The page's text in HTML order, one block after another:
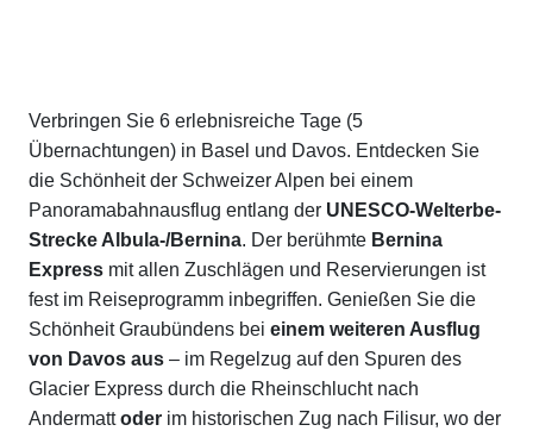
Beschreibung
Verbringen Sie 6 erlebnisreiche Tage (5
Übernachtungen) in Basel und Davos. Entdecken Sie
die Schönheit der Schweizer Alpen bei einem
Panoramabahnausflug entlang der UNESCO-Welterbe-
Strecke Albula-/Bernina. Der berühmte Bernina
Express mit allen Zuschlägen und Reservierungen ist
fest im Reiseprogramm inbegriffen. Genießen Sie die
Schönheit Graubündens bei einem weiteren Ausflug
von Davos aus – im Regelzug auf den Spuren des
Glacier Express durch die Rheinschlucht nach
Andermattoder im historischen Zug nach Filisur, wo der